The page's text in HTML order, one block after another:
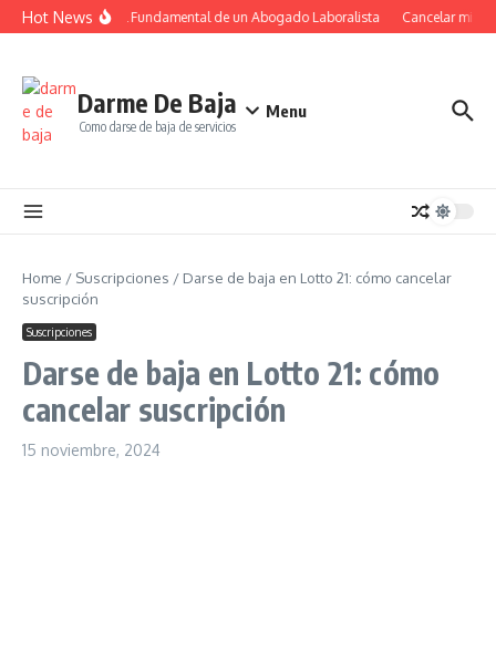
Saltar al contenido
Hot NewsEl Papel Fundamental de un Abogado Laboralista Cancelar mi
Darme De Baja
Como darse de baja de servicios
Menu
Home / Suscripciones / Darse de baja en Lotto 21: cómo cancelar
suscripción
Suscripciones
Darse de baja en Lotto 21: cómo
cancelar suscripción
15 noviembre, 2024